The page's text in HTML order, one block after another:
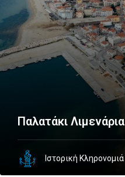
Παλατάκι Λιμενάρια
Ιστορική Κληρονομιά